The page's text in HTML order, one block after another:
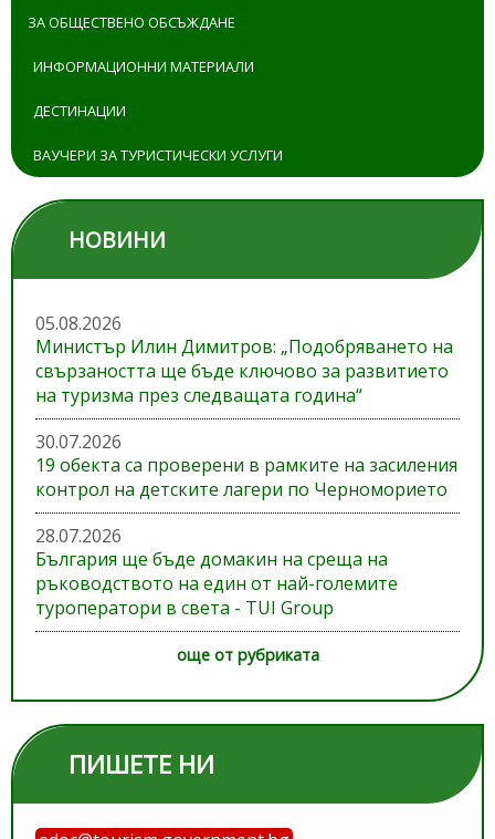
ЗА ОБЩЕСТВЕНО ОБСЪЖДАНЕ
ИНФОРМАЦИОННИ МАТЕРИАЛИ
ДЕСТИНАЦИИ
ВАУЧЕРИ ЗА ТУРИСТИЧЕСКИ УСЛУГИ
НОВИНИ
05.08.2026
Министър Илин Димитров: „Подобряването на
свързаността ще бъде ключово за развитието
на туризма през следващата година“
30.07.2026
19 обекта са проверени в рамките на засиления
контрол на детските лагери по Черноморието
28.07.2026
България ще бъде домакин на среща на
ръководството на един от най-големите
туроператори в света - TUI Group
още от рубриката
ПИШЕТЕ НИ